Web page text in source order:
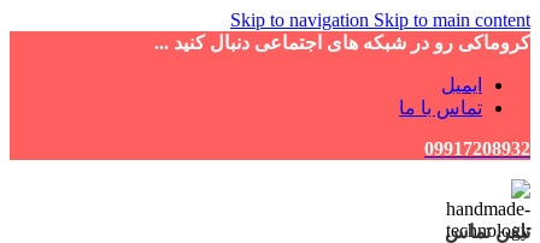
Skip to navigation Skip to main content
کروماکی رو در شبکه های اجتماعی دنبال کنید ...
ایمیل
تماس با ما
09917208932
تلفن تماس